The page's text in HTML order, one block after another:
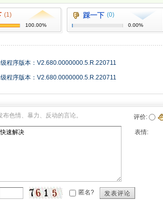
(1)
100.00%
踩一下 (0)
0.00%
程序版本：V2.680.0000000.5.R.220711
程序版本：V2.680.0000000.5.R.220711
色情、暴力、反动的言论。 评价:
表情:
匿名? 发表评论